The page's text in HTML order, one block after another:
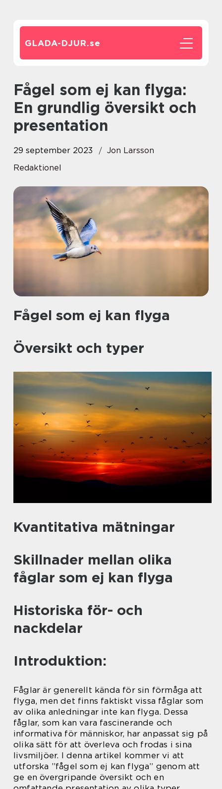
GLADA-DJUR.se
Fågel som ej kan flyga:
En grundlig översikt och
presentation
29 september 2023
Jon Larsson
Redaktionel
Fågel som ej kan flyga
Översikt och typer
Kvantitativa mätningar
Skillnader mellan olika
fåglar som ej kan flyga
Historiska för- och
nackdelar
Introduktion:
Fåglar är generellt kända för sin förmåga att
flyga, men det finns faktiskt vissa fåglar som
av olika anledningar inte kan flyga. Dessa
fåglar, som kan vara fascinerande och
informativa för människor, har anpassat sig på
olika sätt för att överleva och frodas i sina
livsmiljöer. I denna artikel kommer vi att
utforska ”fågel som ej kan flyga” genom att
ge en övergripande översikt och en